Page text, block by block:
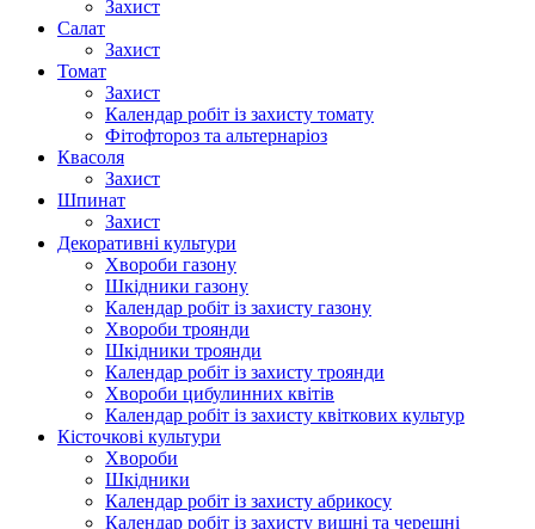
Захист
Салат
Захист
Томат
Захист
Календар робіт із захисту томату
Фітофтороз та альтернаріоз
Квасоля
Захист
Шпинат
Захист
Декоративні культури
Хвороби газону
Шкідники газону
Календар робіт із захисту газону
Хвороби троянди
Шкідники троянди
Календар робіт із захисту троянди
Хвороби цибулинних квітів
Календар робіт із захисту квіткових культур
Кісточкові культури
Хвороби
Шкідники
Календар робіт із захисту абрикосу
Календар робіт із захисту вишні та черешні